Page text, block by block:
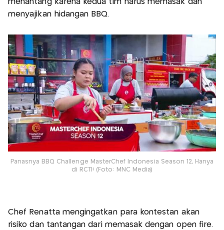
menantang karena kedua tim harus memasak dan
menyajikan hidangan BBQ.
Panasnya BBQ Challenge MasterChef Indonesia Season 12, Hanya
di RCTI! (Foto: MNC Media)
Chef Renatta mengingatkan para kontestan akan
risiko dan tantangan dari memasak dengan open fire.